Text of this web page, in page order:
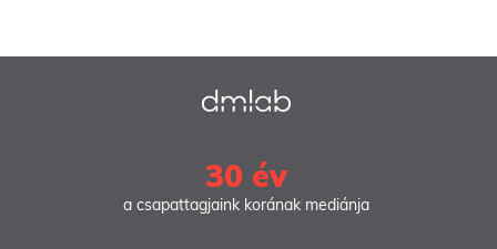
30 év
a csapattagjaink korának mediánja